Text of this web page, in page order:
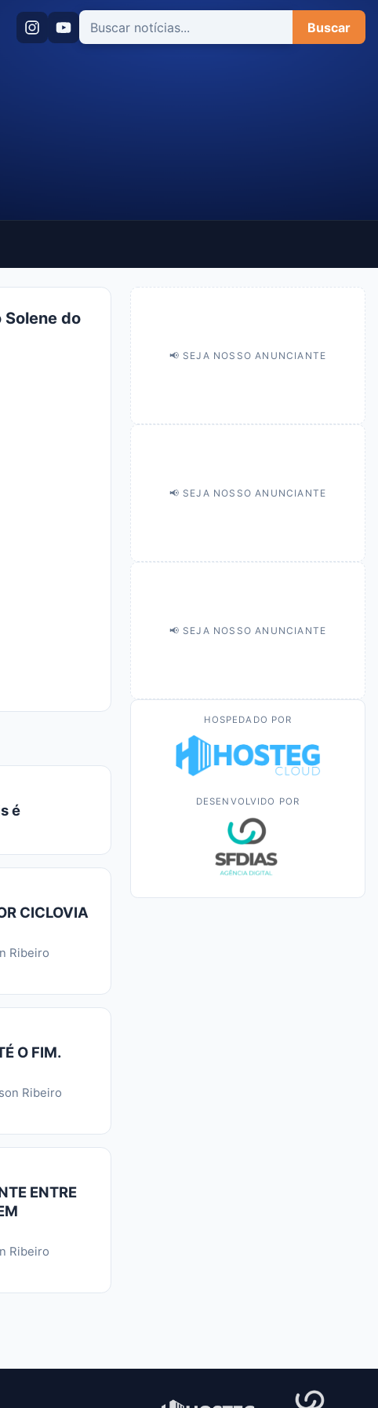
Buscar
do
é
CICLOVIA
Ribeiro
O FIM.
Ribeiro
ENTRE
Ribeiro
📢 SEJA NOSSO ANUNCIANTE
📢 SEJA NOSSO ANUNCIANTE
📢 SEJA NOSSO ANUNCIANTE
HOSPEDADO POR
DESENVOLVIDO POR